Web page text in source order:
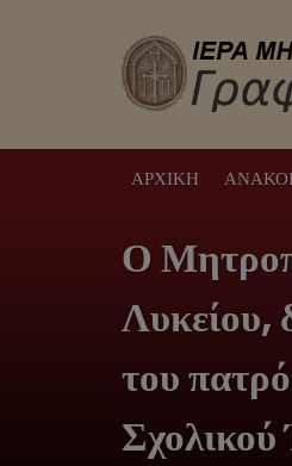
ΑΡΧΙΚΉ
Ο
Λυκείου,
του